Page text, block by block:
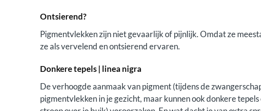
Ontsierend?
Pigmentvlekken zijn niet gevaarlijk of pijnlijk. Omdat ze
ze als vervelend en ontsierend ervaren.
Donkere tepels | linea nigra
De verhoogde aanmaak van pigment (tijdens de
pigmentvlekken in je gezicht, maar kunnen ook donkere